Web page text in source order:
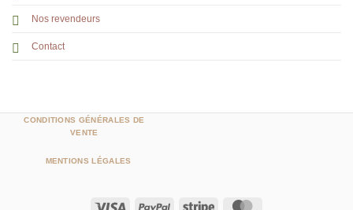
Nos revendeurs
Contact
Visa PayPal Stripe
CONDITIONS GÉNÉRALES DE
VENTE
MENTIONS LÉGALES